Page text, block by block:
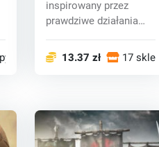
inspirowany przez
prawdziwe działania
13.37 zł 17 sklepy